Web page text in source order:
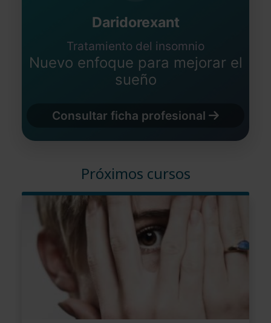
Daridorexant
Tratamiento del insomnio
Nuevo enfoque para mejorar el
sueño
Consultar ficha profesional
Próximos cursos